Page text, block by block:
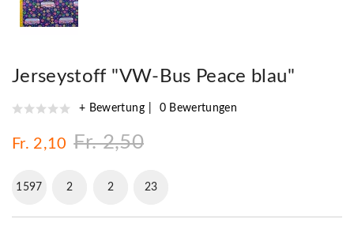
Jerseystoff "VW-Bus Peace blau"
+ Bewertung 0 Bewertungen
Fr. 2,10 Fr. 2,50
1597 2 2 22